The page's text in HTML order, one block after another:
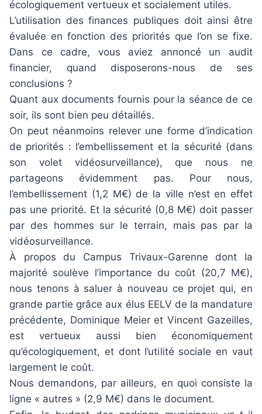
écologiquement vertueux et socialement utiles.
L’utilisation des finances publiques doit ainsi être
évaluée en fonction des priorités que l’on se fixe.
Dans ce cadre, vous aviez annoncé un audit
financier, quand disposerons-nous de ses
conclusions ?
Quant aux documents fournis pour la séance de ce
soir, ils sont bien peu détaillés.
On peut néanmoins relever une forme d’indication
de priorités : l’embellissement et la sécurité (dans
son volet vidéosurveillance), que nous ne
partageons évidemment pas. Pour nous,
l’embellissement (1,2 M€) de la ville n’est en effet
pas une priorité. Et la sécurité (0,8 M€) doit passer
par des hommes sur le terrain, mais pas par la
vidéosurveillance.
À propos du Campus Trivaux-Garenne dont la
majorité soulève l’importance du coût (20,7 M€),
nous tenons à saluer à nouveau ce projet qui, en
grande partie grâce aux élus EELV de la mandature
précédente, Dominique Meier et Vincent Gazeilles,
est vertueux aussi bien économiquement
qu’écologiquement, et dont l’utilité sociale en vaut
largement le coût.
Nous demandons, par ailleurs, en quoi consiste la
ligne « autres » (2,9 M€) dans le document.